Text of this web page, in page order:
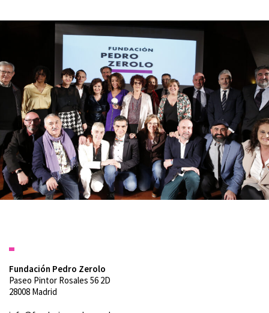
Fundación Pedro Zerolo
Paseo Pintor Rosales 56 2D
28008 Madrid